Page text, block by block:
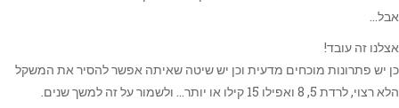
אבל…
אצלנו זה עובד!
כן יש פתרונות מוכחים מדעית וכן יש שיטה שאיתה אפשר להסיר את המשקל
הלא רצוי, לרדת 5, 8 ואפילו 15 קילו או יותר… ולשמור על זה למשך שנים.